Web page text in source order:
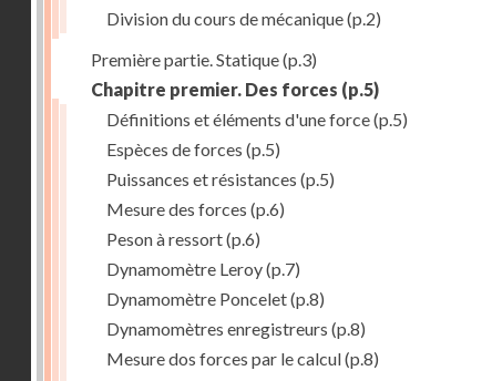
Division du cours de mécanique(p.2)
Première partie. Statique(p.3)
Chapitre premier. Des forces (p.5)
Définitions et éléments d'une force(p.5)
Espèces de forces (p.5)
Puissances et résistances (p.5)
Mesure des forces (p.6)
Peson à ressort(p.6)
Dynamomètre Leroy(p.7)
Dynamomètre Poncelet(p.8)
Dynamomètres enregistreurs (p.8)
Mesure dos forces par le calcul(p.8)